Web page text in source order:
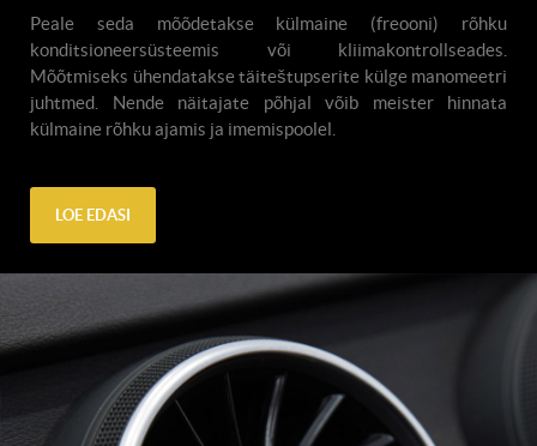
Peale seda mõõdetakse külmaine (freooni) rõhku
konditsioneersüsteemis või kliimakontrollseades.
Mõõtmiseks ühendatakse täiteštupserite külge manomeetri
juhtmed. Nende näitajate põhjal võib meister hinnata
külmaine rõhku ajamis ja imemispoolel.
LOE EDASI